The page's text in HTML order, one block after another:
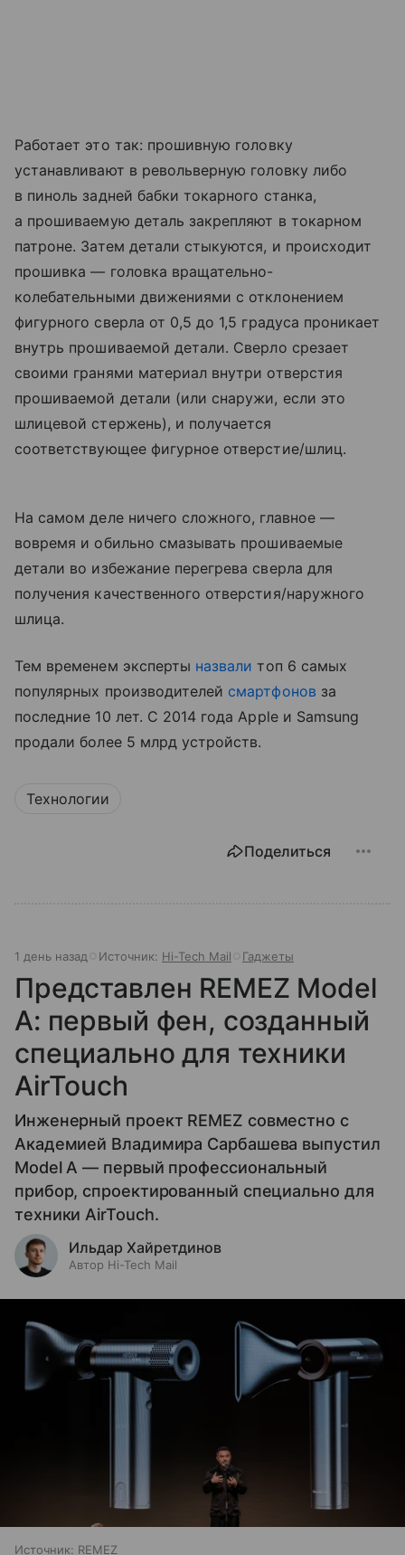
Работает это так: прошивную головку
устанавливают в револьверную головку либо
в пиноль задней бабки токарного станка,
а прошиваемую деталь закрепляют в токарном
патроне. Затем детали стыкуются, и происходит
прошивка — головка вращательно-
колебательными движениями с отклонением
фигурного сверла от 0,5 до 1,5 градуса проникает
внутрь прошиваемой детали. Сверло срезает
своими гранями материал внутри отверстия
прошиваемой детали (или снаружи, если это
шлицевой стержень), и получается
соответствующее фигурное отверстие/шлиц.
На самом деле ничего сложного, главное —
вовремя и обильно смазывать прошиваемые
детали во избежание перегрева сверла для
получения качественного отверстия/наружного
шлица.
Тем временем эксперты назвали топ 6 самых
популярных производителей смартфонов за
последние 10 лет. С 2014 года Apple и Samsung
продали более 5 млрд устройств.
Технологии
Поделиться
1 день назад Источник: Hi-Tech Mail Гаджеты
Представлен REMEZ Model
A: первый фен, созданный
специально для техники
AirTouch
Инженерный проект REMEZ совместно с
Академией Владимира Сарбашева выпустил
Model A — первый профессиональный
прибор, спроектированный специально для
техники AirTouch.
Ильдар Хайретдинов
Автор Hi-Tech Mail
Источник: REMEZ